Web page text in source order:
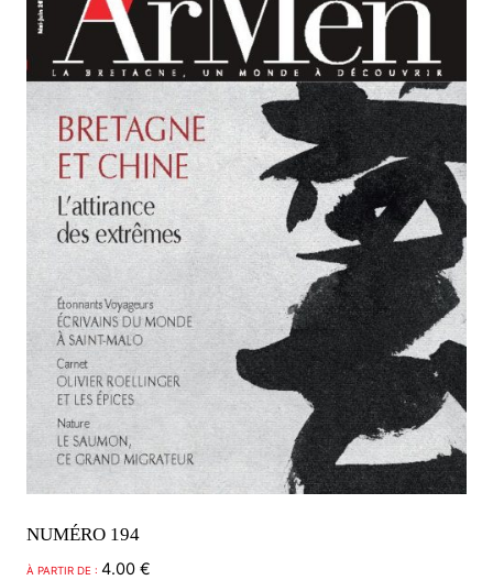
Les
options
peuvent
être
choisies
sur
la
page
produit
NUMÉRO 194
À PARTIR DE : 4.00 €